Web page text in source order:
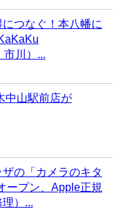
につなぐ！本八幡に
市川）...
中山駅前店が
ザの「カメラのキタ
ープン、Apple正規
）...